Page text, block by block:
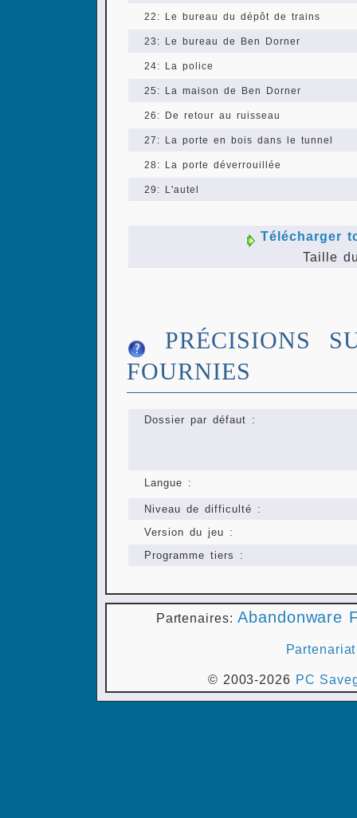
22: Le bureau du dépôt de trains
23: Le bureau de Ben Dorner
24: La police
25: La maison de Ben Dorner
26: De retour au ruisseau
27: La porte en bois dans le tunnel
28: La porte déverrouillée
29: L'autel
Télécharger
Taille
PRÉCISIONS
FOURNIES
Dossier par défaut :
Langue :
Niveau de difficulté :
Version du jeu :
Programme tiers :
Partenaires:Abandonware
Partenariat
© 2003-2026 PC